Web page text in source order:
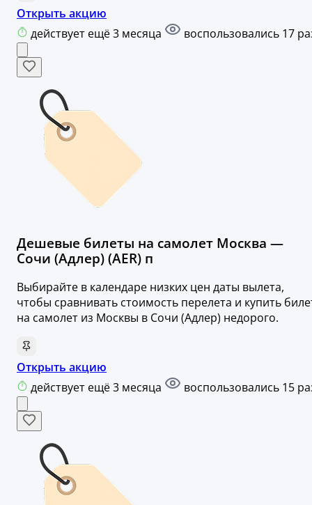
Открыть акцию
действует ещё 3 месяца
воспользовались 17
Дешевые билеты на самолет Москва —
Сочи (Адлер) (AER) п
Выбирайте в календаре низких цен даты вылета,
чтобы сравнивать стоимость перелета и купить
на самолет из Москвы в Сочи (Адлер) недорого.
Открыть акцию
действует ещё 3 месяца
воспользовались 15